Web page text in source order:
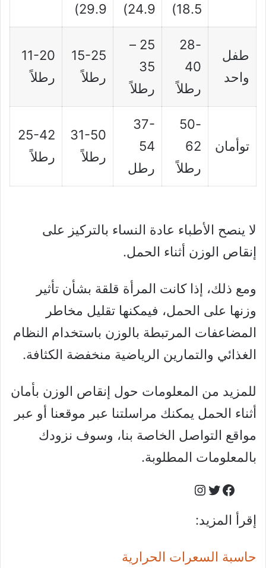
18.5)
24.9)
29.9)
طفل
واحد
28-
40
رطلاً
25 –
35
رطلاً
15-25
رطلاً
11-20
رطلاً
توأمان
50-
62
رطلاً
37-
54
رطل
31-50
رطلاً
25-42
رطلاً
لا ينصح الأطباء عادة النساء بالتركيز على
إنقاص الوزن أثناء الحمل.
ومع ذلك، إذا كانت المرأة قلقة بشأن تأثير
وزنها على الحمل، فيمكنها تقليل مخاطر
المضاعفات المرتبطة بالوزن باستخدام النظام
الغذائي والتمارين الرياضية منخفضة الكثافة.
للمزيد من المعلومات حول إنقاص الوزن بأمان
أثناء الحمل يمكنك مراسلتنا عبر موقعنا أو عبر
مواقع التواصل الخاصة بنا، وسوف نزودك
بالمعلومات المطلوبة.
Facebook
Twitter
Instagram
إقرأ المزيد:
حاسبة السعرات الحرارية